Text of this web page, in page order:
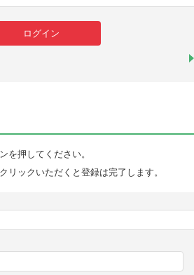
を押してください。
リックいただくと登録は完了します。